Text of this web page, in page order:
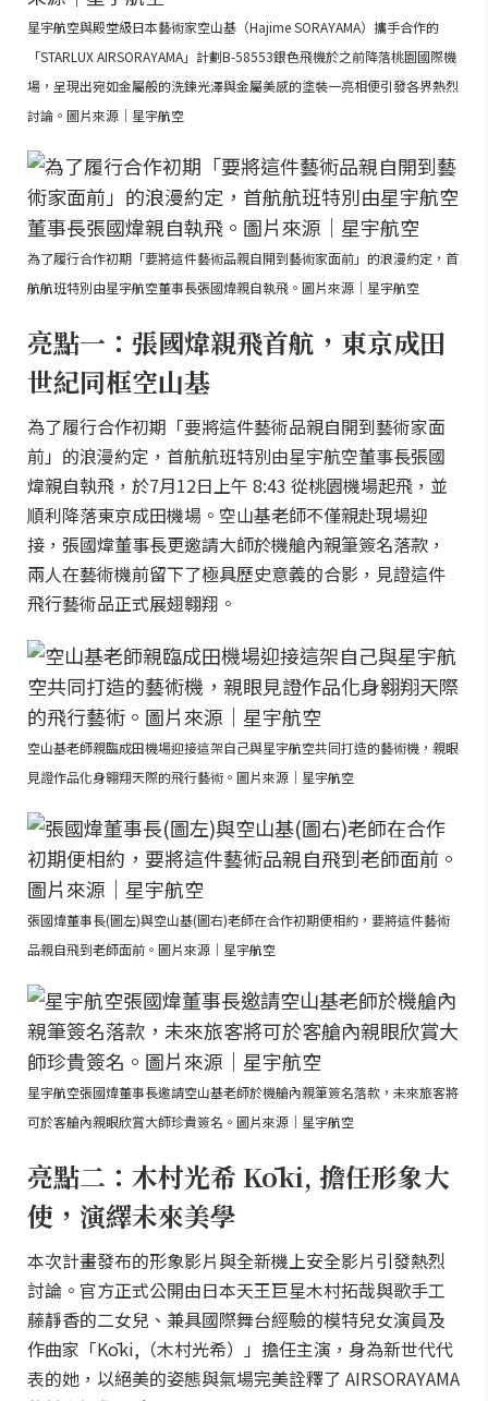
星宇航空與殿堂級日本藝術家空山基（Hajime SORAYAMA）攜手合作的
「STARLUX AIRSORAYAMA」計劃B-58553銀色飛機於之前降落桃園國際機
場，呈現出宛如金屬般的洗鍊光澤與金屬美感的塗裝一亮相便引發各界熱烈
討論。圖片來源｜星宇航空
為了履行合作初期「要將這件藝術品親自開到藝術家面前」的浪漫約定，首
航航班特別由星宇航空董事長張國煒親自執飛。圖片來源｜星宇航空
亮點一：張國煒親飛首航，東京成田
世紀同框空山基
為了履行合作初期「要將這件藝術品親自開到藝術家面
前」的浪漫約定，首航航班特別由星宇航空董事長張國
煒親自執飛，於7月12日上午 8:43 從桃園機場起飛，並
順利降落東京成田機場。空山基老師不僅親赴現場迎
接，張國煒董事長更邀請大師於機艙內親筆簽名落款，
兩人在藝術機前留下了極具歷史意義的合影，見證這件
飛行藝術品正式展翅翱翔。
空山基老師親臨成田機場迎接這架自己與星宇航空共同打造的藝術機，親眼
見證作品化身翱翔天際的飛行藝術。圖片來源｜星宇航空
張國煒董事長(圖左)與空山基(圖右)老師在合作初期便相約，要將這件藝術
品親自飛到老師面前。圖片來源｜星宇航空
星宇航空張國煒董事長邀請空山基老師於機艙內親筆簽名落款，未來旅客將
可於客艙內親眼欣賞大師珍貴簽名。圖片來源｜星宇航空
亮點二：木村光希 Kōki, 擔任形象大
使，演繹未來美學
本次計畫發布的形象影片與全新機上安全影片引發熱烈
討論。官方正式公開由日本天王巨星木村拓哉與歌手工
藤靜香的二女兒、兼具國際舞台經驗的模特兒女演員及
作曲家「Kōki,（木村光希）」擔任主演，身為新世代代
表的她，以絕美的姿態與氣場完美詮釋了 AIRSORAYAMA